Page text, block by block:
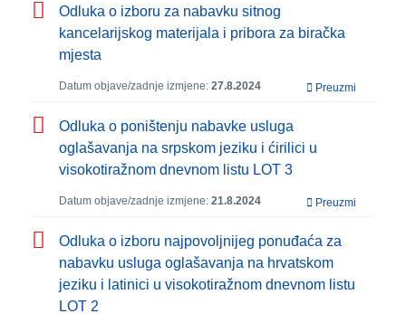
Odluka o izboru za nabavku sitnog
kancelarijskog materijala i pribora za biračka
mjesta
Datum objave/zadnje izmjene: 27.8.2024 Preuzmi
Odluka o poništenju nabavke usluga
oglašavanja na srpskom jeziku i ćirilici u
visokotiražnom dnevnom listu LOT 3
Datum objave/zadnje izmjene: 21.8.2024 Preuzmi
Odluka o izboru najpovoljnijeg ponuđaća za
nabavku usluga oglašavanja na hrvatskom
jeziku i latinici u visokotiražnom dnevnom listu
LOT 2